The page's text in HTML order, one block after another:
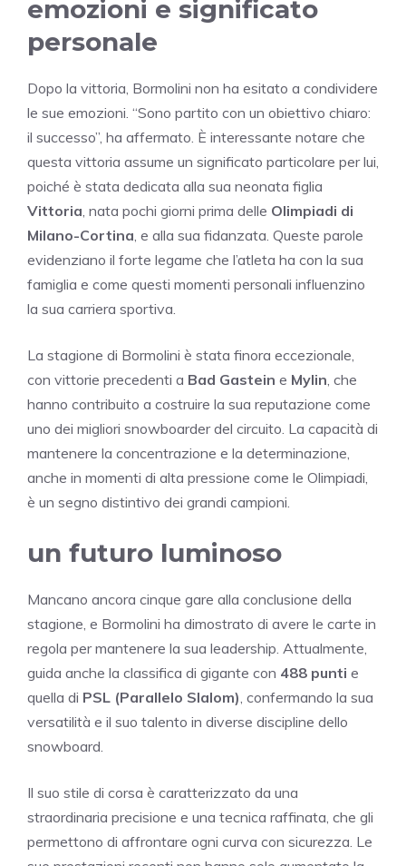
emozioni e significato
personale
Dopo la vittoria, Bormolini non ha esitato a condividere
le sue emozioni. “Sono partito con un obiettivo chiaro:
il successo”, ha affermato. È interessante notare che
questa vittoria assume un significato particolare per lui,
poiché è stata dedicata alla sua neonata figlia
Vittoria , nata pochi giorni prima delle Olimpiadi di
Milano-Cortina , e alla sua fidanzata. Queste parole
evidenziano il forte legame che l’atleta ha con la sua
famiglia e come questi momenti personali influenzino
la sua carriera sportiva.
La stagione di Bormolini è stata finora eccezionale,
con vittorie precedenti a Bad Gastein e Mylin , che
hanno contribuito a costruire la sua reputazione come
uno dei migliori snowboarder del circuito. La capacità di
mantenere la concentrazione e la determinazione,
anche in momenti di alta pressione come le Olimpiadi,
è un segno distintivo dei grandi campioni.
un futuro luminoso
Mancano ancora cinque gare alla conclusione della
stagione, e Bormolini ha dimostrato di avere le carte in
regola per mantenere la sua leadership. Attualmente,
guida anche la classifica di gigante con 488 punti e
quella di PSL (Parallelo Slalom) , confermando la sua
versatilità e il suo talento in diverse discipline dello
snowboard.
Il suo stile di corsa è caratterizzato da una
straordinaria precisione e una tecnica raffinata, che gli
permettono di affrontare ogni curva con sicurezza. Le